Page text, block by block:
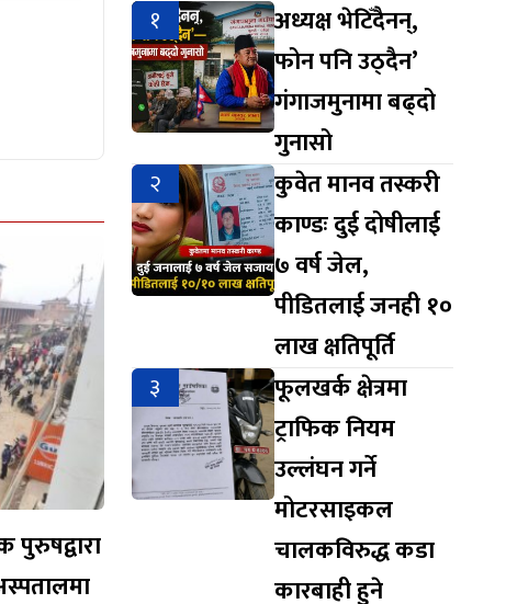
पुरुषद्वारा
१
अध्यक्ष भेटिँदैनन्,
फोन पनि उठ्दैन’
गंगाजमुनामा बढ्दो
गुनासो
२
कुवेत मानव तस्करी
काण्डः दुई दोषीलाई
७ वर्ष जेल,
पीडितलाई जनही १०
लाख क्षतिपूर्ति
३
फूलखर्क क्षेत्रमा
ट्राफिक नियम
उल्लंघन गर्ने
मोटरसाइकल
चालकविरुद्ध कडा
कारबाही हुने